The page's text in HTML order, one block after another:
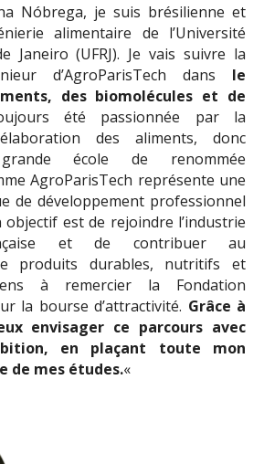
Nóbrega, je suis brésilienne et
alimentaire de l’Université
Janeiro (UFRJ). Je vais suivre la
d’AgroParisTech dans le
des biomolécules et de
été passionnée par la
des aliments, donc
école de renommée
AgroParisTech représente une
de développement professionnel
est de rejoindre l’industrie
et de contribuer au
produits durables, nutritifs et
à remercier la Fondation
la bourse d’attractivité. Grâce à
envisager ce parcours avec
en plaçant toute mon
de mes études.«